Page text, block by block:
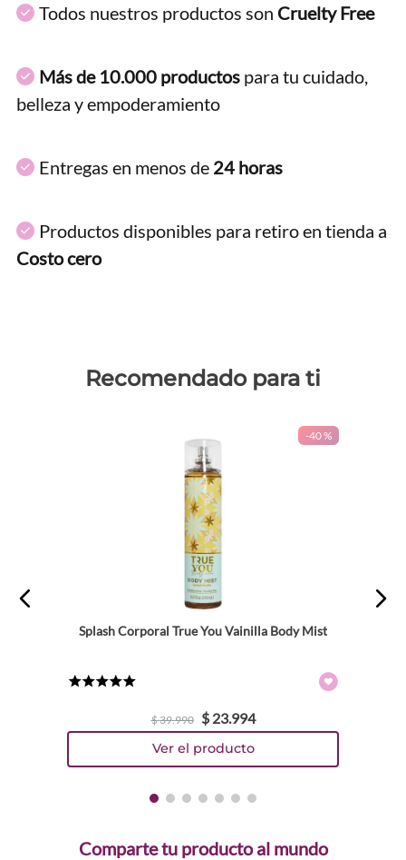
Todos nuestros productos son Cruelty Free
Más de 10.000 productos para tu cuidado,
belleza y empoderamiento
Entregas en menos de 24 horas
Productos disponibles para retiro en tienda a
Costo cero
Recomendado para ti
-40 %
Splash Corporal True You Vainilla Body Mist
$39.990 $ 23.994
Comparte